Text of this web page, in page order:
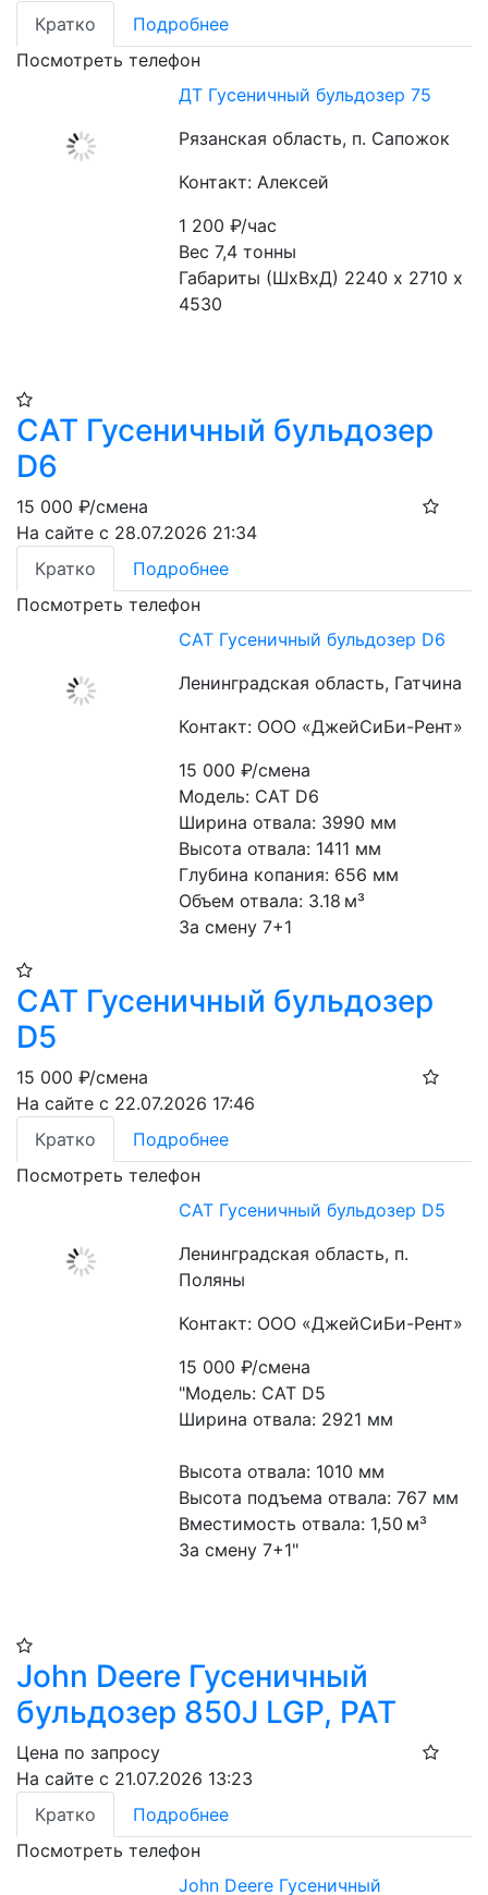
Кратко
Подробнее
Посмотреть телефон
ДТ Гусеничный бульдозер 75
Рязанская область, п. Сапожок
Контакт: Алексей
1 200₽/час
Вес 7,4 тонны
Габариты (ШхВхД) 2240 х 2710 х
4530
CAT Гусеничный бульдозер
D6
15 000 ₽/смена
На сайте с 28.07.2026 21:34
Кратко
Подробнее
Посмотреть телефон
CAT Гусеничный бульдозер D6
Ленинградская область, Гатчина
Контакт: ООО «ДжейСиБи-Рент»
15 000₽/смена
Модель: CAT D6
Ширина отвала: 3990 мм
Высота отвала: 1411 мм
Глубина копания: 656 мм
Объем отвала: 3.18 м³
За смену 7+1
CAT Гусеничный бульдозер
D5
15 000 ₽/смена
На сайте с 22.07.2026 17:46
Кратко
Подробнее
Посмотреть телефон
CAT Гусеничный бульдозер D5
Ленинградская область, п.
Поляны
Контакт: ООО «ДжейСиБи-Рент»
15 000₽/смена
"Модель: CAT D5
Ширина отвала: 2921 мм
Высота отвала: 1010 мм
Высота подъема отвала: 767 мм
Вместимость отвала: 1,50 м³
За смену 7+1"
John Deere Гусеничный
бульдозер 850J LGP, PAT
Цена по запросу
На сайте с 21.07.2026 13:23
Кратко
Подробнее
Посмотреть телефон
John Deere Гусеничный